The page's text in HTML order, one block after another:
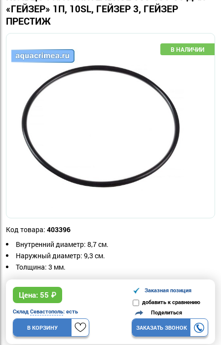
«ГЕЙЗЕР» 1П, 10SL, ГЕЙЗЕР 3, ГЕЙЗЕР
ПРЕСТИЖ
Код товара: 403396
Внутренний диаметр: 8,7 см.
Наружный диаметр: 9,3 см.
Толщина: 3 мм.
Цена: 55 ₽
Заказная позиция
добавить к сравнению
Склад Севастополь: есть
В КОРЗИНУ
Поделиться
ЗАКАЗАТЬ ЗВОНОК